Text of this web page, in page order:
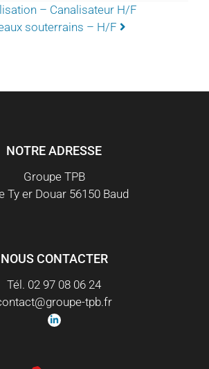
– Canalisateur H/F
souterrains – H/F
NOTRE ADRESSE
Groupe TPB
Ty er Douar 56150 Baud
NOUS CONTACTER
Tél. 02 97 08 06 24
tpb.fr